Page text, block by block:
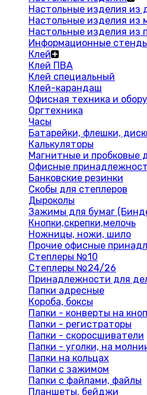
Настольные изделия из
Настольные изделия из
Настольные изделия из
Информационные
Клей
Клей ПВА
Клей специальный
Клей-карандаш
Офисная техника и
Оргтехника
Часы
Батарейки, флешки,
Калькуляторы
Магнитные и пробковые
Офисные
Банковские резинки
Скобы для степлеров
Дыроколы
Зажимы для бумаг
Кнопки,скрепки,мелочь
Ножницы, ножи, шило
Прочие офисные
Степлеры №10
Степлеры №24/26
Принадлежности для
Папки адресные
Короба, боксы
Папки - конверты на
Папки - регистраторы
Папки - скоросшиватели
Папки - уголки, на
Папки на кольцах
Папки с зажимом
Папки с файлами, файлы
Планшеты, бейджи